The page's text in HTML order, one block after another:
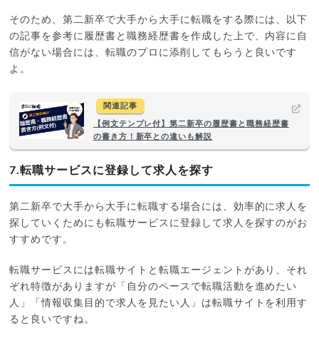
そのため、第二新卒で大手から大手に転職をする際には、以下
の記事を参考に履歴書と職務経歴書を作成した上で、内容に自
信がない場合には、転職のプロに添削してもらうと良いです
よ。
関連記事
【例文テンプレ付】第二新卒の履歴書と職務経歴書
の書き方！新卒との違いも解説
7.転職サービスに登録して求人を探す
第二新卒で大手から大手に転職する場合には、効率的に求人を
探していくためにも転職サービスに登録して求人を探すのがお
すすめです。
転職サービスには転職サイトと転職エージェントがあり、それ
ぞれ特徴がありますが「自分のペースで転職活動を進めたい
人」「情報収集目的で求人を見たい人」は転職サイトを利用す
ると良いですね。